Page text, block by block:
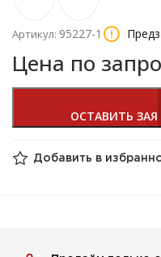
Артикул: 95227-1
Цена по
Добавить в